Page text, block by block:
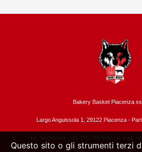
Bakery Basket Piacenza
Largo Anguissola 1, 29122 Piacenza -
Tel. Segreteria: +39 335.7897040 - E-mail:
Questo sito o gli strumenti terzi